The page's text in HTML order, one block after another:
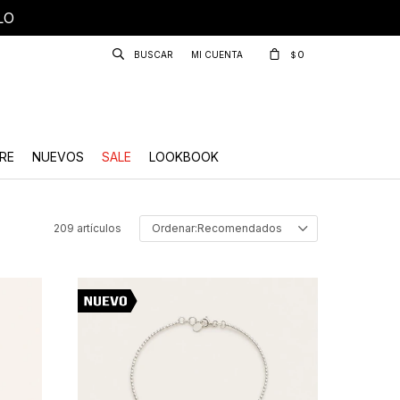
NUEVOS SALE LOOKBOOK
$ 0
209 artículos Recomendados